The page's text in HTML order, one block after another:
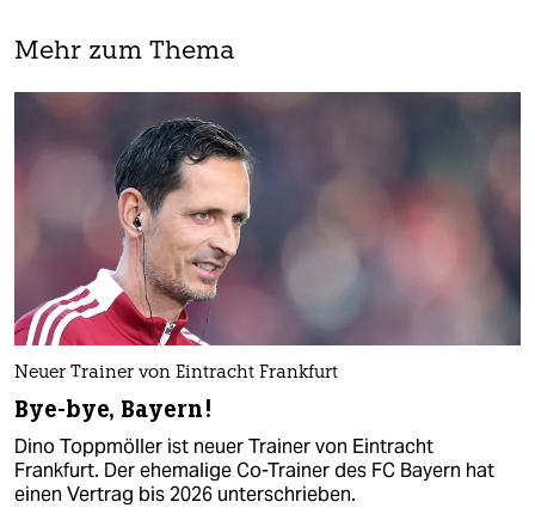
Mehr zum Thema
Neuer Trainer von Eintracht Frankfurt
Bye-bye, Bayern!
Dino Toppmöller ist neuer Trainer von Eintracht
Frankfurt. Der ehemalige Co-Trainer des FC Bayern hat
einen Vertrag bis 2026 unterschrieben.